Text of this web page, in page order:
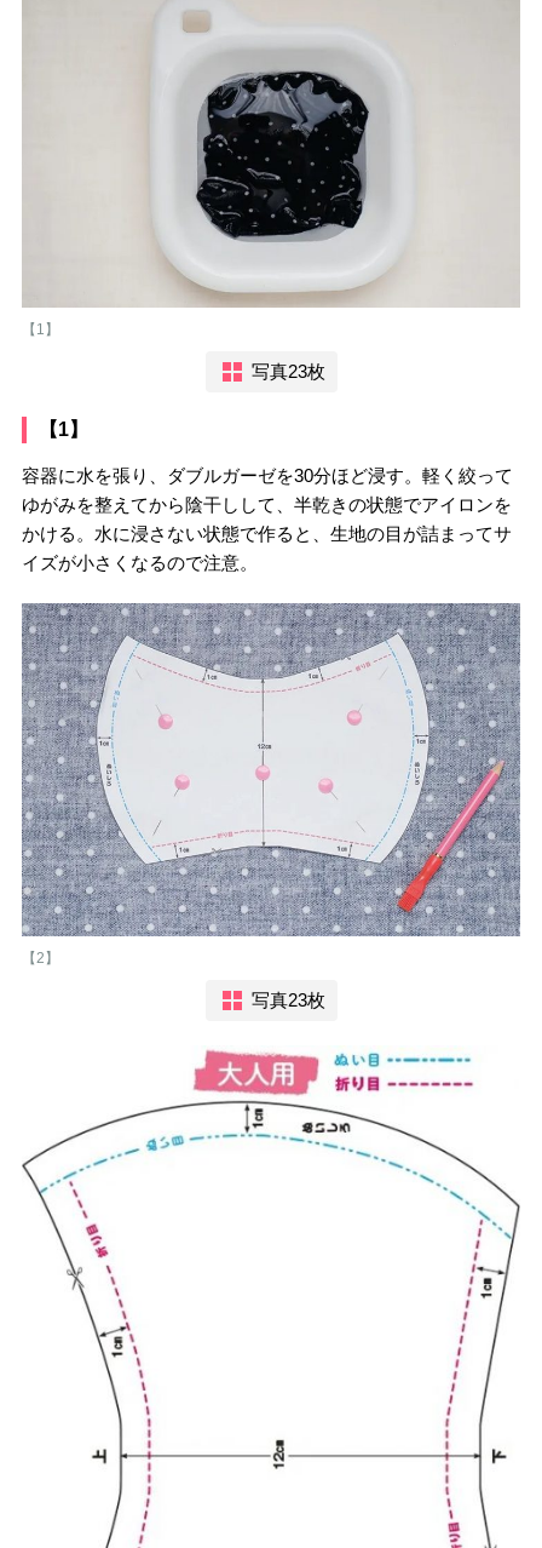
【1】
写真23枚
【1】
容器に水を張り、ダブルガーゼを30分ほど浸す。軽く絞って
ゆがみを整えてから陰干しして、半乾きの状態でアイロンを
かける。水に浸さない状態で作ると、生地の目が詰まってサ
イズが小さくなるので注意。
【2】
写真23枚